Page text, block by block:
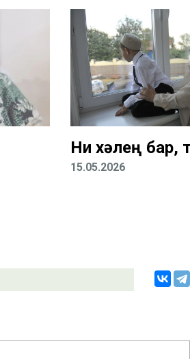
Ни хәлең бар,
15.05.2026